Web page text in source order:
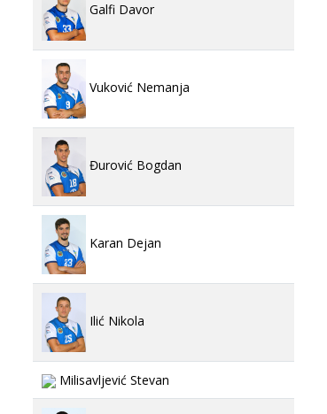
Galfi Davor
Vuković Nemanja
Đurović Bogdan
Karan Dejan
Ilić Nikola
Milisavljević Stevan